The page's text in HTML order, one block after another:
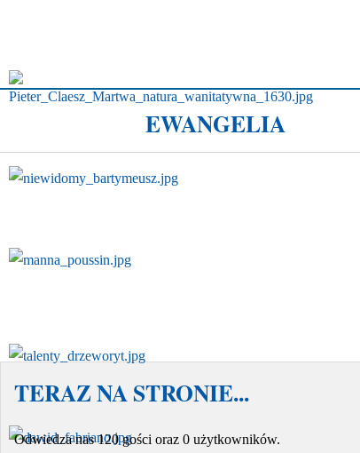
EWANGELIA
TERAZ NA STRONIE...
Odwiedza nas 120 gości oraz 0 użytkowników.